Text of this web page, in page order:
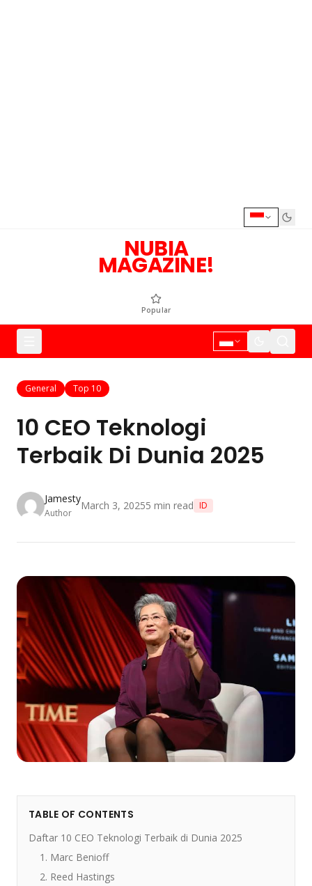
NUBIA
MAGAZINE!
Popular
General Top 10
10 CEO Teknologi
Terbaik Di Dunia 2025
Jamesty
Author
March 3, 20255 min read ID
TABLE OF CONTENTS
Daftar 10 CEO Teknologi Terbaik di Dunia 2025
1. Marc Benioff
2. Reed Hastings